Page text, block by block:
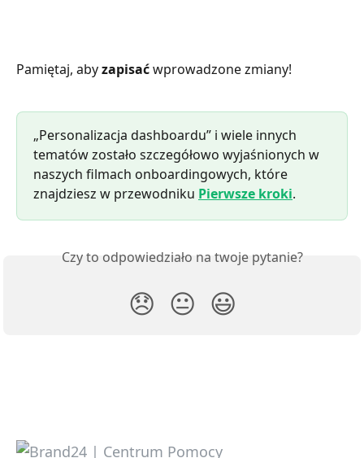
Pamiętaj, aby zapisać wprowadzone zmiany!
„Personalizacja dashboardu” i wiele innych
tematów zostało szczegółowo wyjaśnionych w
naszych filmach onboardingowych, które
znajdziesz w przewodniku Pierwsze kroki.
Czy to odpowiedziało na twoje pytanie?
😞 😐 😃